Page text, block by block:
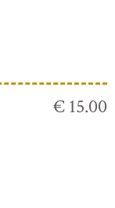
€ 15.00